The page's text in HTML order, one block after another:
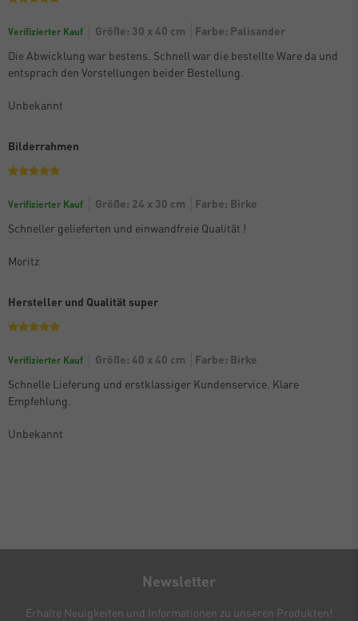
Verifizierter Kauf Größe: 30 x 40 cm
Farbe: Palisander
Die Abwicklung war bestens. Schnell war die bestellte Ware da und
entsprach den Vorstellungen beider Bestellung.
Unbekannt
Bilderrahmen
Verifizierter Kauf Größe: 24 x 30 cm
Farbe: Birke
Schneller gelieferten und einwandfreie Qualität !
Moritz
Hersteller und Qualität super
Verifizierter Kauf Größe: 40 x 40 cm
Farbe: Birke
Schnelle Lieferung und erstklassiger Kundenservice. Klare
Empfehlung.
Unbekannt
Newsletter
Erhalte Neuigkeiten und Informationen zu unseren Produkten!